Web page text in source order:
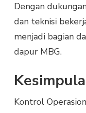
Dengan
dan teknisi
menjadi bagian
dapur MBG.
Kontrol